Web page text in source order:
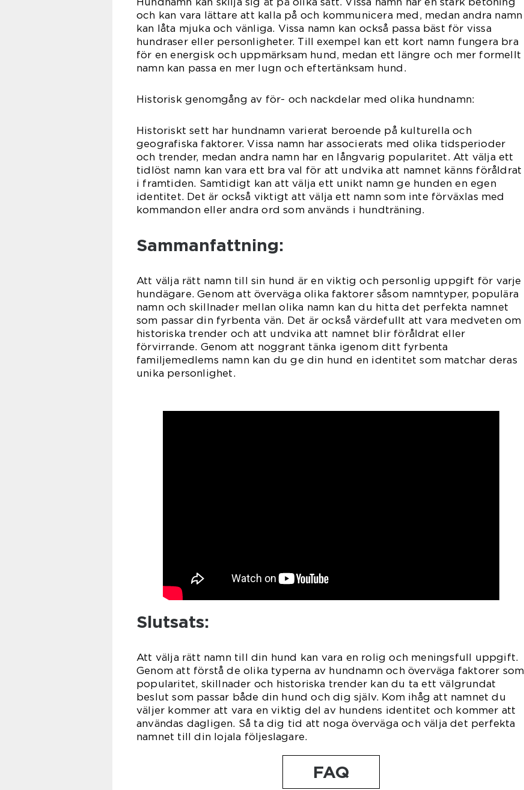
och kan vara lättare att kalla på och kommunicera med, medan andra namn
kan låta mjuka och vänliga. Vissa namn kan också passa bäst för vissa
hundraser eller personligheter. Till exempel kan ett kort namn fungera bra
för en energisk och uppmärksam hund, medan ett längre och mer formellt
namn kan passa en mer lugn och eftertänksam hund.
Historisk genomgång av för- och nackdelar med olika hundnamn:
Historiskt sett har hundnamn varierat beroende på kulturella och
geografiska faktorer. Vissa namn har associerats med olika tidsperioder
och trender, medan andra namn har en långvarig popularitet. Att välja ett
tidlöst namn kan vara ett bra val för att undvika att namnet känns föråldrat
i framtiden. Samtidigt kan att välja ett unikt namn ge hunden en egen
identitet. Det är också viktigt att välja ett namn som inte förväxlas med
kommandon eller andra ord som används i hundträning.
Sammanfattning:
Att välja rätt namn till sin hund är en viktig och personlig uppgift för varje
hundägare. Genom att överväga olika faktorer såsom namntyper, populära
namn och skillnader mellan olika namn kan du hitta det perfekta namnet
som passar din fyrbenta vän. Det är också värdefullt att vara medveten om
historiska trender och att undvika att namnet blir föråldrat eller
förvirrande. Genom att noggrant tänka igenom ditt fyrbenta
familjemedlems namn kan du ge din hund en identitet som matchar deras
unika personlighet.
Slutsats:
Att välja rätt namn till din hund kan vara en rolig och meningsfull uppgift.
Genom att förstå de olika typerna av hundnamn och överväga faktorer som
popularitet, skillnader och historiska trender kan du ta ett välgrundat
beslut som passar både din hund och dig själv. Kom ihåg att namnet du
väljer kommer att vara en viktig del av hundens identitet och kommer att
användas dagligen. Så ta dig tid att noga överväga och välja det perfekta
namnet till din lojala följeslagare.
FAQ